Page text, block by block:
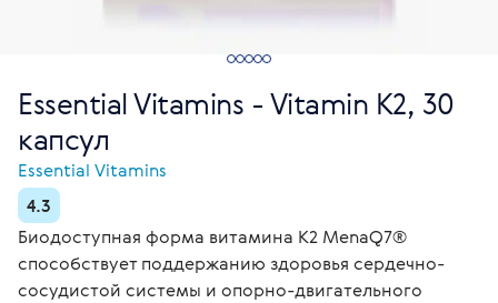
Essential Vitamins - Vitamin К2, 30
капсул
Essential Vitamins
4.3
Биодоступная форма витамина K2 MenaQ7®
способствует поддержанию здоровья сердечно-
сосудистой системы и опорно-двигательного